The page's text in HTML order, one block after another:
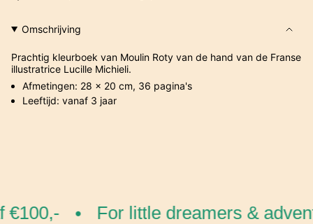
Omschrijving
Prachtig kleurboek van Moulin Roty van de hand van de Franse
illustratrice Lucille Michieli.
Afmetingen: 28 x 20 cm, 36 pagina's
Leeftijd: vanaf 3 jaar
For little dreamers &